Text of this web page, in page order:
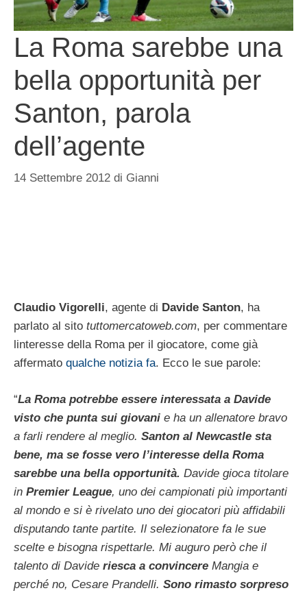
La Roma sarebbe una
bella opportunità per
Santon, parola
dell’agente
14 Settembre 2012 di Gianni
Claudio Vigorelli, agente di Davide Santon, ha
parlato al sito tuttomercatoweb.com, per commentare
linteresse della Roma per il giocatore, come già
affermato qualche notizia fa. Ecco le sue parole:
“La Roma potrebbe essere interessata a Davide
visto che punta sui giovani e ha un allenatore bravo
a farli rendere al meglio. Santon al Newcastle sta
bene, ma se fosse vero l’interesse della Roma
sarebbe una bella opportunità. Davide gioca titolare
in Premier League, uno dei campionati più importanti
al mondo e si è rivelato uno dei giocatori più affidabili
disputando tante partite. Il selezionatore fa le sue
scelte e bisogna rispettarle. Mi auguro però che il
talento di Davide riesca a convincere Mangia e
perché no, Cesare Prandelli. Sono rimasto sorpreso